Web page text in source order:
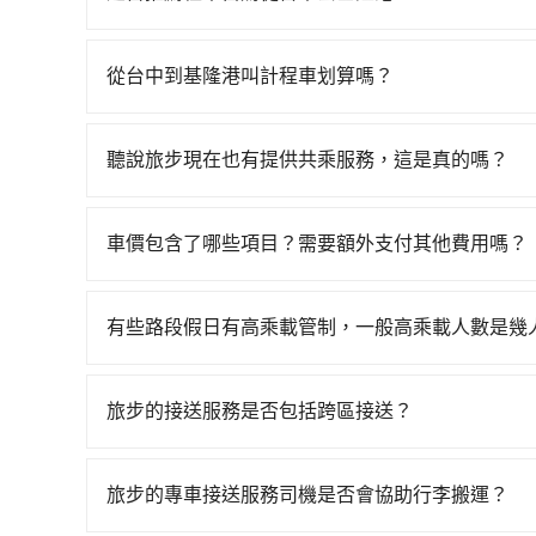
花29分鐘、車費600元後，抵達基隆港 (基隆市仁
搭乘高鐵而不預約包車，不僅每人至少額外負擔
從台中到基隆港叫計程車划算嗎？
到車，也可考慮打電話至附近的計程車隊，如大
或服務品質上，tripool都是你從台中到基隆港的最
聽說旅步現在也有提供共乘服務，這是真的嗎？
到府接送，機場、通勤共乘、大型活動接送都適合！
車價包含了哪些項目？需要額外支付其他費用嗎？
客負擔，沒有其他巧令名目的隱藏費用，網站上看
有些路段假日有高乘載管制，一般高乘載人數是幾
種車輛可以通行：(一) 乘載3人(含駕駛和小孩)以
旅步的接送服務是否包括跨區接送？
舒適地送達台灣各地的目的地。
旅步的專車接送服務司機是否會協助行李搬運？